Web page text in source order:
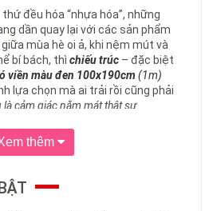
đều hóa “nhựa hóa”, những
dần quay lại với các sản phẩm
mùa hè oi ả, khi nệm mút và
bí bách, thì chiếu trúc – đặc biệt
viền màu đen 100x190cm (1m)
lựa chọn mà ai trải rồi cũng phải
cảm giác nằm mát thật sự.
bền đẹp và sáng bóng
thêm